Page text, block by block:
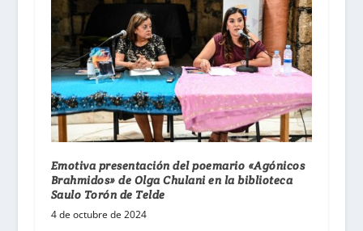
Emotiva presentación del poemario «Agónicos
Brahmidos» de Olga Chulani en la biblioteca
Saulo Torón de Telde
4 de octubre de 2024